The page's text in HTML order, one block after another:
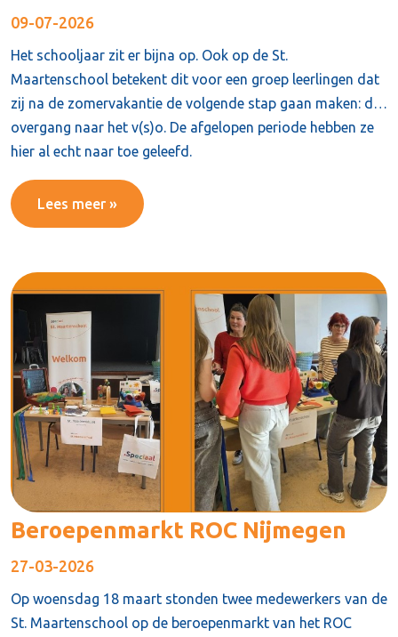
09-07-2026
Het schooljaar zit er bijna op. Ook op de St.
Maartenschool betekent dit voor een groep leerlingen dat
zij na de zomervakantie de volgende stap gaan maken: de
overgang naar het v(s)o. De afgelopen periode hebben ze
hier al echt naar toe geleefd.
Lees meer »
Beroepenmarkt ROC Nijmegen
27-03-2026
Op woensdag 18 maart stonden twee medewerkers van de
St. Maartenschool op de beroepenmarkt van het ROC